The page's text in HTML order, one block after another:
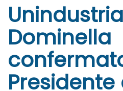
Dominella